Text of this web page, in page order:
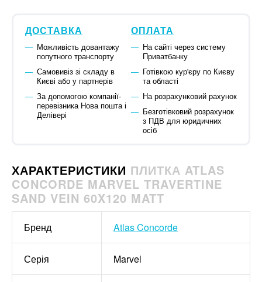
ДОСТАВКА
Можливість довантажу
попутного транспорту
Самовивіз зі складу в
Києві або у партнерів
За допомогою компанії-
перевізника Нова пошта і
Делівері
ОПЛАТА
На сайті через систему
Приватбанку
Готівкою кур'єру по Києву
та області
На розрахунковий рахунок
Безготівковий розрахунок
з ПДВ для юридичних
осіб
ХАРАКТЕРИСТИКИ ПЛИТКА ATLAS
CONCORDE MARVEL TRAVERTINE
SAND VEIN 60X120 MATT
Бренд Atlas Concorde
Серія Marvel